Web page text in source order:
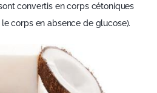
convertis en corps cétoniques
corps en absence de glucose).